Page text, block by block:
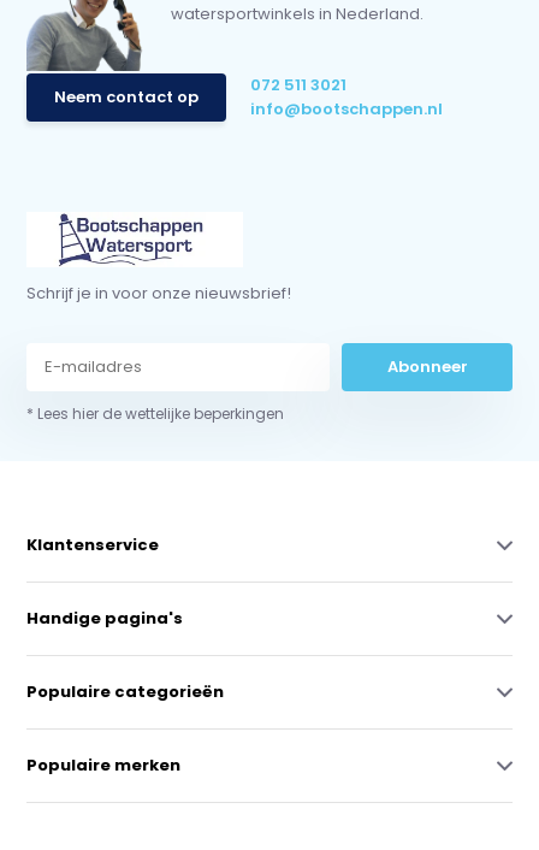
watersportwinkels in Nederland.
Neem contact op
072 511 3021
info@bootschappen.nl
Schrijf je in voor onze nieuwsbrief!
Abonneer
* Lees hier de wettelijke beperkingen
Klantenservice
Handige pagina's
Populaire categorieën
Populaire merken